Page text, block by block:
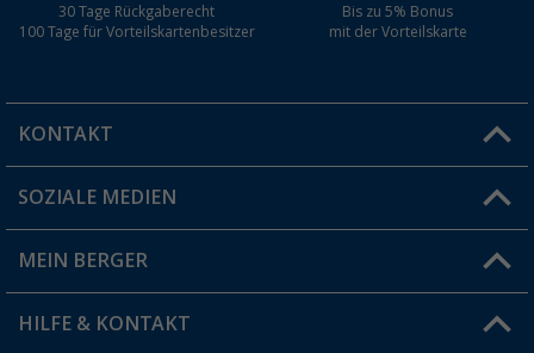
30 Tage Rückgaberecht
100 Tage für Vorteilskartenbesitzer
Bis zu 5% Bonus
mit der Vorteilskarte
KONTAKT
Du hast eine Frage?
Filiale finden
SOZIALE MEDIEN
MEIN BERGER
Vorteilskarte
HILFE & KONTAKT